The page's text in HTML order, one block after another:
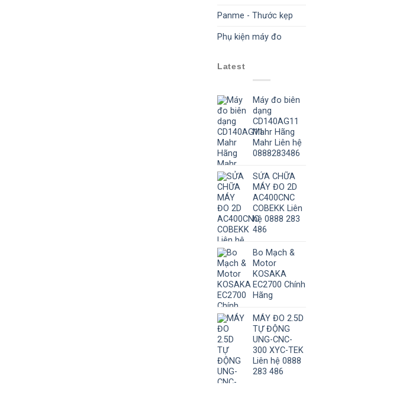
Panme - Thước kẹp
Phụ kiện máy đo
Latest
Máy đo biên
dạng
CD140AG11
Mahr Hãng
Mahr Liên hệ
0888283486
SỬA CHỮA
MÁY ĐO 2D
AC400CNC
COBEKK Liên
hệ 0888 283
486
Bo Mạch &
Motor
KOSAKA
EC2700 Chính
Hãng
MÁY ĐO 2.5D
TỰ ĐỘNG
UNG-CNC-
300 XYC-TEK
Liên hệ 0888
283 486